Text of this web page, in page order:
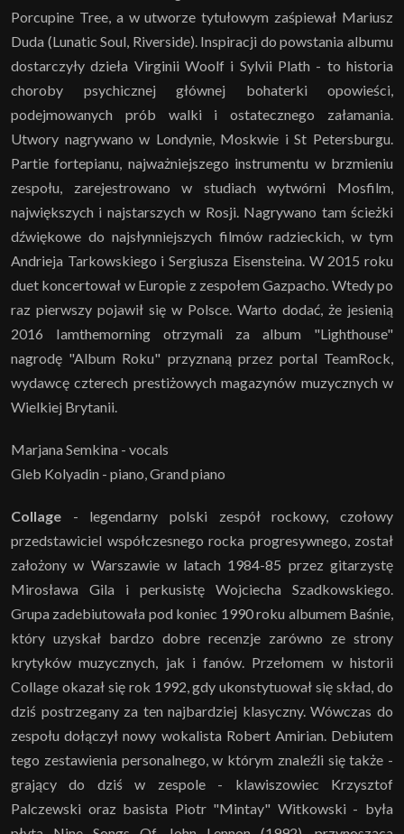
Porcupine Tree, a w utworze tytułowym zaśpiewał Mariusz
Duda (Lunatic Soul, Riverside). Inspiracji do powstania albumu
dostarczyły dzieła Virginii Woolf i Sylvii Plath - to historia
choroby psychicznej głównej bohaterki opowieści,
podejmowanych prób walki i ostatecznego załamania.
Utwory nagrywano w Londynie, Moskwie i St Petersburgu.
Partie fortepianu, najważniejszego instrumentu w brzmieniu
zespołu, zarejestrowano w studiach wytwórni Mosfilm,
największych i najstarszych w Rosji. Nagrywano tam ścieżki
dźwiękowe do najsłynniejszych filmów radzieckich, w tym
Andrieja Tarkowskiego i Sergiusza Eisensteina. W 2015 roku
duet koncertował w Europie z zespołem Gazpacho. Wtedy po
raz pierwszy pojawił się w Polsce. Warto dodać, że jesienią
2016 Iamthemorning otrzymali za album "Lighthouse"
nagrodę "Album Roku" przyznaną przez portal TeamRock,
wydawcę czterech prestiżowych magazynów muzycznych w
Wielkiej Brytanii.
Marjana Semkina - vocals
Gleb Kolyadin - piano, Grand piano
Collage - legendarny polski zespół rockowy, czołowy
przedstawiciel współczesnego rocka progresywnego, został
założony w Warszawie w latach 1984-85 przez gitarzystę
Mirosława Gila i perkusistę Wojciecha Szadkowskiego.
Grupa zadebiutowała pod koniec 1990 roku albumem Baśnie,
który uzyskał bardzo dobre recenzje zarówno ze strony
krytyków muzycznych, jak i fanów. Przełomem w historii
Collage okazał się rok 1992, gdy ukonstytuował się skład, do
dziś postrzegany za ten najbardziej klasyczny. Wówczas do
zespołu dołączył nowy wokalista Robert Amirian. Debiutem
tego zestawienia personalnego, w którym znaleźli się także -
grający do dziś w zespole - klawiszowiec Krzysztof
Palczewski oraz basista Piotr "Mintay" Witkowski - była